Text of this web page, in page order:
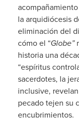
la arquidiócesis
eliminación del
cómo el “Globe”
historia una
“espíritus
sacerdotes, la
inclusive,
pecado tejen su
encubrimientos.